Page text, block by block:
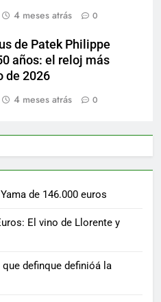
4 meses atrás 0
de Patek Philippe
años: el reloj más
de 2026
4 meses atrás 0
de 146.000 euros
El vino de Llorente y
definque definióá la